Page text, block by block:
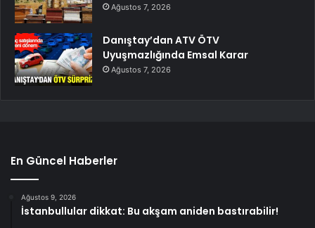
Ağustos 7, 2026
Danıştay’dan ATV ÖTV
Uyuşmazlığında Emsal Karar
Ağustos 7, 2026
En Güncel Haberler
Ağustos 9, 2026
İstanbullular dikkat: Bu akşam aniden bastırabilir!